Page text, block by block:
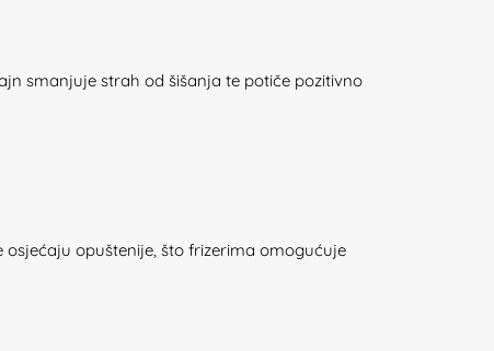
smanjuje strah od šišanja te potiče pozitivno
opuštenije, što frizerima omogućuje